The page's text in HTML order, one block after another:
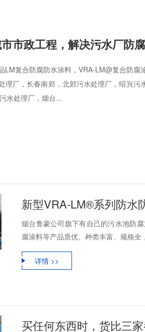
市政工程，解决污水厂防
复合防腐防水涂料，VRA-LM@复合防腐
理厂，长春南郊，北郊污水处理厂，绍兴污
水处理厂，烟台...
新型VRA-LM®系列防水
烟台鲁蒙公司旗下有自己的污水池防
腐涂料等产品质优、种类丰富、规格
详情 >>
买任何东西时，货比三